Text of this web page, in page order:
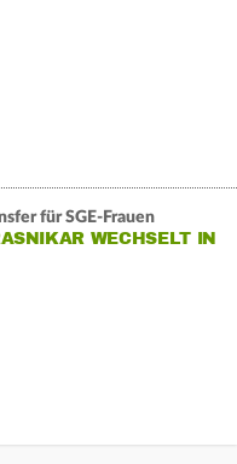
für SGE-Frauen
WECHSELT IN